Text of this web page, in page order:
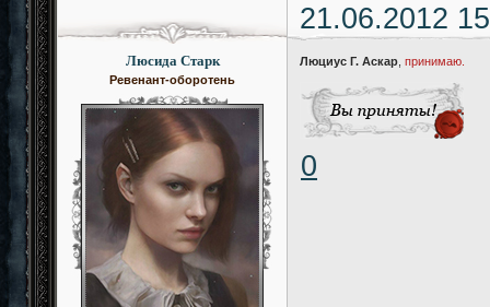
21.06.2012
Люсида Старк
Ревенант-оборотень
Люциус Г. Аскар ,принимаю.
0